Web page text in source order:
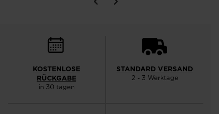
KOSTENLOSE
RÜCKGABE
in 30 tagen
STANDARD VERSAND
2 - 3 Werktage